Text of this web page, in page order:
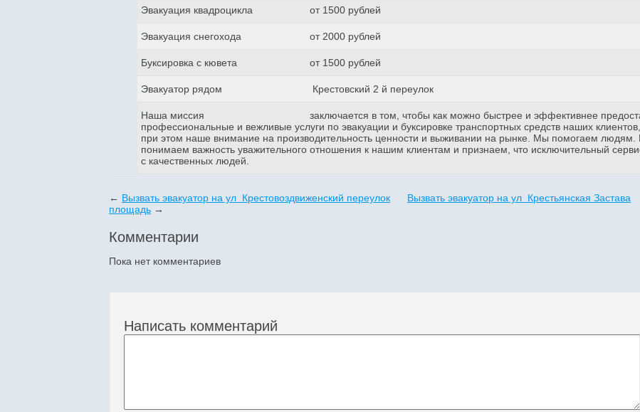
Эвакуация квадроцикла от 1500 рублей
Эвакуация снегохода от 2000 рублей
Буксировка с кювета от 1500 рублей
Эвакуатор рядом Крестовский 2 й переулок
Наша миссия
заключается в том, чтобы как можно быстрее и эффективнее
профессиональные и вежливые услуги по эвакуации и буксировке транспортных средств наших
при этом наше внимание на производительность ценности и выживании на рынке. Мы помогаем
понимаем важность уважительного отношения к нашим клиентам и признаем, что исключительный
с качественных людей.
← Вызвать эвакуатор на ул Крестовоздвиженский переулок
Вызвать эвакуатор на ул Крестьянская Застава
площадь →
Комментарии
Пока нет комментариев
Написать комментарий